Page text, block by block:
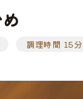
調理時間 15